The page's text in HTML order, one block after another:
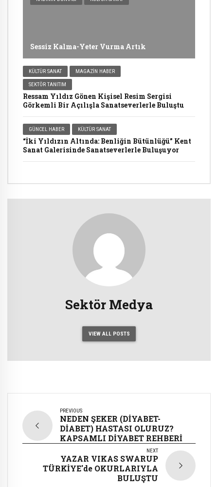
Sessiz Kalma-Yeter Vurma Artık
KÜLTÜR SANAT MAGAZIN HABER
SEKTÖR TANITIM
Ressam Yıldız Gönen Kişisel Resim Sergisi
Görkemli Bir Açılışla Sanatseverlerle Buluştu
GÜNCEL HABER KÜLTÜR SANAT
“İki Yıldızın Altında: Benliğin Bütünlüğü” Kent
Sanat Galerisinde Sanatseverlerle Buluşuyor
Sektör Medya
VIEW ALL POSTS
PREVIOUS
NEDEN ŞEKER (DİYABET-
DİABET) HASTASI OLURUZ?
KAPSAMLI DİYABET REHBERİ
NEXT
YAZAR VIKAS SWARUP
TÜRKİYE'de OKURLARIYLA
BULUŞTU